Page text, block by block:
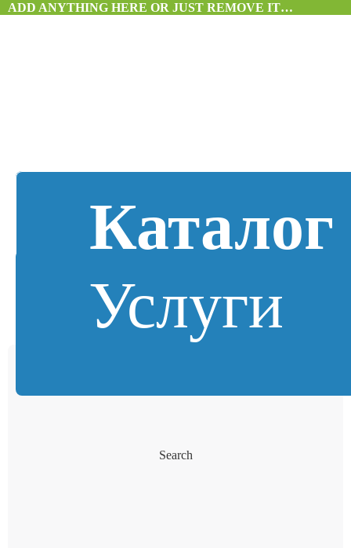
ADD ANYTHING HERE OR JUST REMOVE IT…
Каталог
Услуги
Search